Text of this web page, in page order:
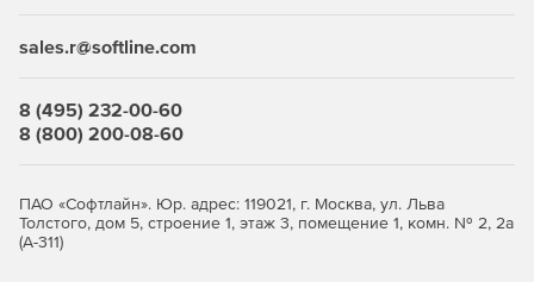
предотвращать несанкционированный доступ к
Шифрование данных
обеспечивает дополнительный уровень защиты в случае
утечки или несанкционированного доступа. Шифрование
помогает сохранить конфиденциальность информации,
sales.r@softline.com
8 (495) 232-00-60
8 (800) 200-08-60
ПАО «Софтлайн». Юр. адрес: 119021, г. Москва, ул. Льва
Толстого, дом 5, строение 1, этаж 3, помещение 1, комн. № 2, 2а
(А-311)